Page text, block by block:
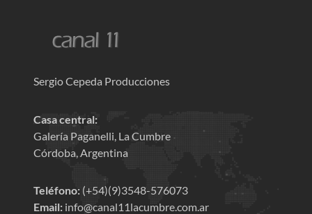
Sergio Cepeda Producciones
Casa central:
Galería Paganelli, La Cumbre
Córdoba, Argentina
Teléfono: (+54)(9)3548-576073
Email: info@canal11lacumbre.com.ar